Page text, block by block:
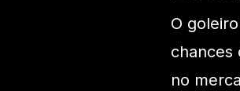
O
chances
no